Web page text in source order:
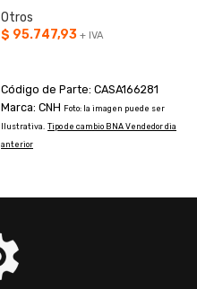
Otros
$ 95.747,93 + IVA
Código de Parte: CASA166281
Marca: CNH Foto: la imagen puede ser
Ilustrativa. Tipo de cambio BNA Vendedor dia
anterior